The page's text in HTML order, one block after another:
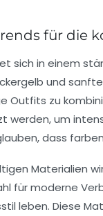
für die
sich in einem
und sanfte
Outfits zu
werden, um
dass
Materialien
für moderne
leben. Diese